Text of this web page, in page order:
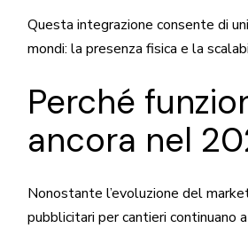
Questa integrazione consente di
mondi: la presenza fisica e la
Perché
ancora nel
Nonostante l’evoluzione del
pubblicitari per cantieri continuano